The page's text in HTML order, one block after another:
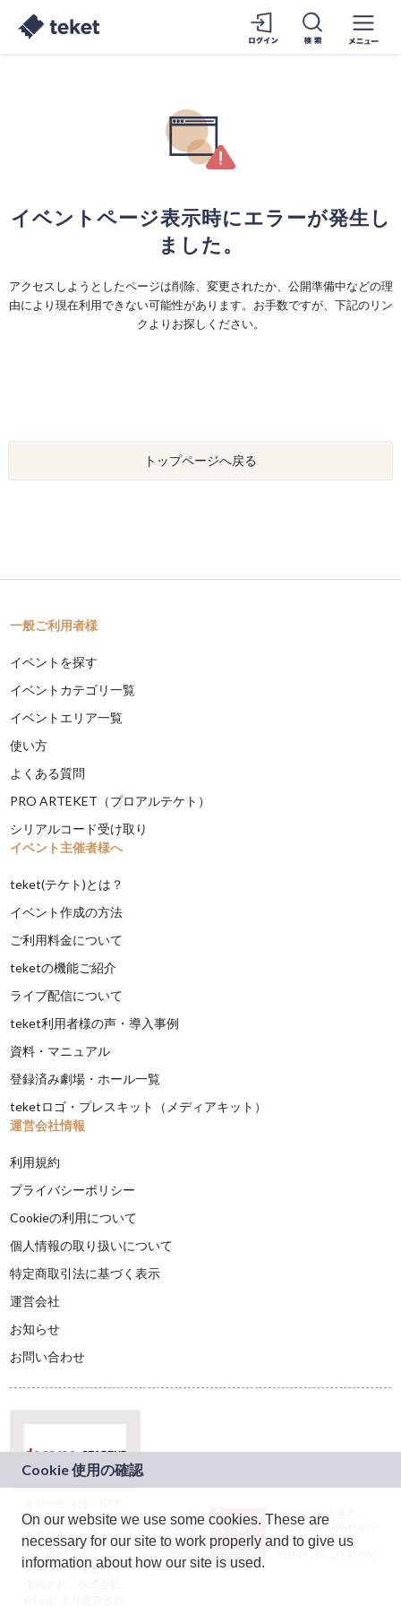
イベントページ表示時にエラーが発生し
ました。
アクセスしようとしたページは削除、変更されたか、公開準備中などの理
由により現在利用できない可能性があります。お手数ですが、下記のリン
クよりお探しください。
トップページへ戻る
一般ご利用者様
イベントを探す
イベントカテゴリ一覧
イベントエリア一覧
使い方
よくある質問
PRO ARTEKET（プロアルテケト）
シリアルコード受け取り
イベント主催者様へ
teket(テケト)とは？
イベント作成の方法
ご利用料金について
teketの機能ご紹介
ライブ配信について
teket利用者様の声・導入事例
資料・マニュアル
登録済み劇場・ホール一覧
teketロゴ・プレスキット（メディアキット）
運営会社情報
利用規約
プライバシーポリシー
Cookieの利用について
個人情報の取り扱いについて
特定商取引法に基づく表示
運営会社
お知らせ
お問い合わせ
ドコモグループの新
規事業創出プログラ
ム「docomo
STARTUP」を通じて
JASRAC許諾番号：
9024936001Y45037
JASRAC許諾番号：
On our website we use some cookies. These are
necessary for our site to work properly and to give us
information about how our site is used.